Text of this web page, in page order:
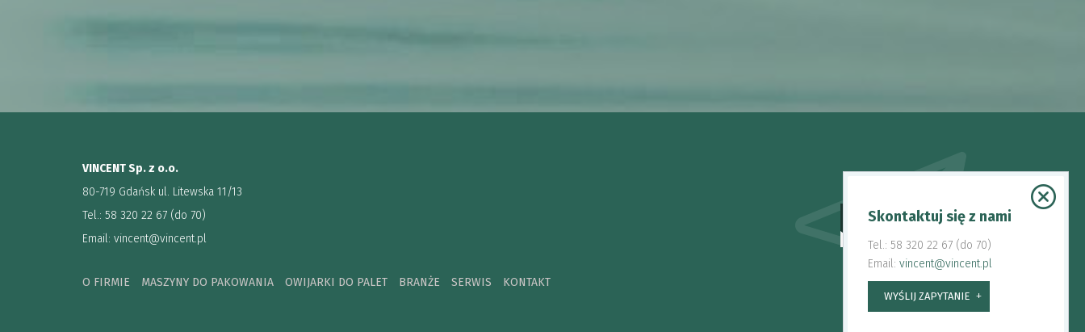
VINCENT Sp. z o.o.
80-719 Gdańsk ul. Litewska 11/13
Tel.: 58 320 22 67 (do 70)
Email: vincent@vincent.pl
O FIRMIE MASZYNY DO PAKOWANIA OWIJARKI DO PALET BRANŻE SERWIS KONTAKT
WYŚLIJ ZAPYTANIE
Skontaktuj się z nami
Tel.: 58 320 22 67 (do 70)
Email: vincent@vincent.pl
WYŚLIJ ZAPYTANIE